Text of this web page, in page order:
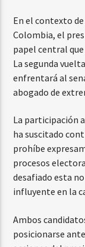
En el contexto
Colombia, el
papel central
La segunda
enfrentará al
abogado de
La participación
ha suscitado
prohíbe
procesos
desafiado esta
influyente en la
Ambos
posicionarse